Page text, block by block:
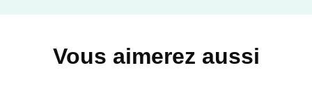
Vous aimerez aussi